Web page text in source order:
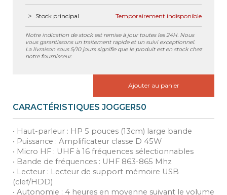
Stock principal Temporairement indisponible
Notre indication de stock est remise à jour toutes les 24H. Nous
vous garantissons un traitement rapide et un suivi exceptionnel.
La livraison sous 5/10 jours signifie que le produit est en stock chez
notre fournisseur.
Ajouter au panier
CARACTÉRISTIQUES JOGGER50
• Haut-parleur : HP 5 pouces (13cm) large bande
• Puissance : Amplificateur classe D 45W
• Micro HF : UHF à 16 fréquences sélectionnables
• Bande de fréquences : UHF 863-865 Mhz
• Lecteur : Lecteur de support mémoire USB
(clef/HDD)
• Autonomie : 4 heures en moyenne suivant le volume